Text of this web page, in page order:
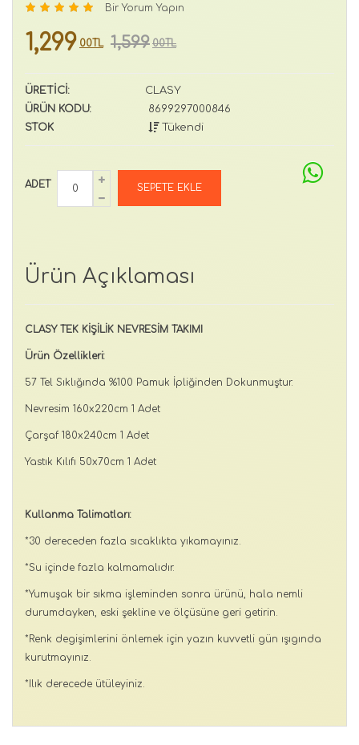
Bir Yorum Yapın
1,299 00TL 1,599 00TL
ÜRETİCİ:
CLASY
ÜRÜN KODU:
8699297000846
STOK
Tükendi
ADET
Ürün Açıklaması
CLASY TEK KİŞİLİK NEVRESİM TAKIMI
Ürün Özellikleri:
57 Tel Sıklığında %100 Pamuk İpliğinden Dokunmuştur.
Nevresim 160x220cm 1 Adet
Çarşaf 180x240cm 1 Adet
Yastık Kılıfı 50x70cm 1 Adet
Kullanma Talimatları:
*30 dereceden fazla sıcaklıkta yıkamayınız.
*Su içinde fazla kalmamalıdır.
*Yumuşak bir sıkma işleminden sonra ürünü, hala nemli
durumdayken, eski şekline ve ölçüsüne geri getirin.
*Renk degişimlerini önlemek için yazın kuvvetli gün ışıgında
kurutmayınız.
*Ilık derecede ütüleyiniz.